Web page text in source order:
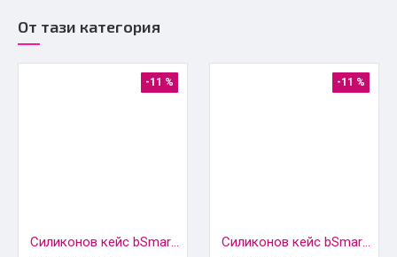
От тази категория
-11 %
Силиконов кейс bSmart Chrome Magsafe с протектори за камерите, За iPhone 14 Pro (6.1), Черен
-11 %
Силиконов кейс bSmart Chrome Magsafe с протектори за камерите, За iPhone 14 Pro Max (6.7), Черен